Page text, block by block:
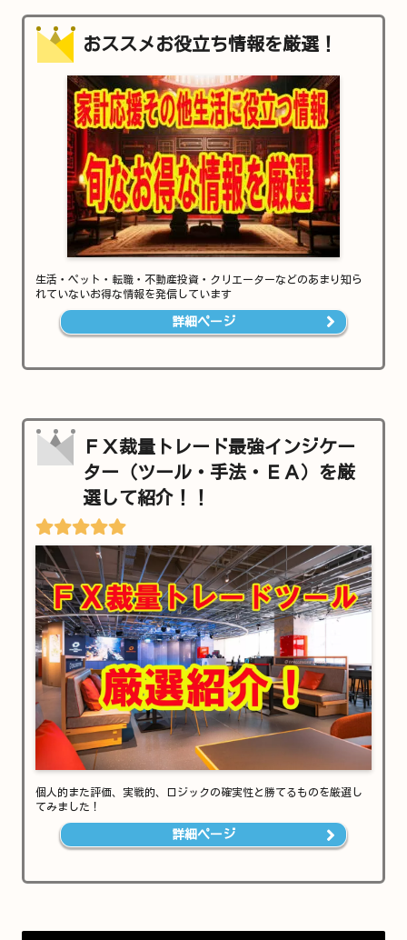
おススメお役立ち情報を厳選！
生活・ペット・転職・不動産投資・クリエーターなどのあまり知ら
れていないお得な情報を発信しています
詳細ページ
ＦＸ裁量トレード最強インジケー
ター（ツール・手法・ＥＡ）を厳
選して紹介！！
個人的また評価、実戦的、ロジックの確実性と勝てるものを厳選し
てみました！
詳細ページ